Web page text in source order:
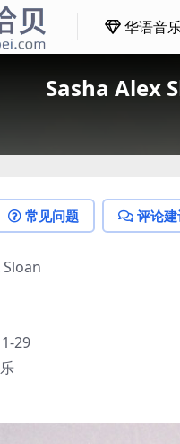
华语音
Sasha Alex
常见问题 评论建
29